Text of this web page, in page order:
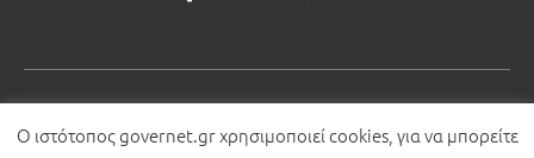
© 2026 All rights reserved
Ο ιστότοπος governet.gr χρησιμοποιεί cookies, για να μπορείτε